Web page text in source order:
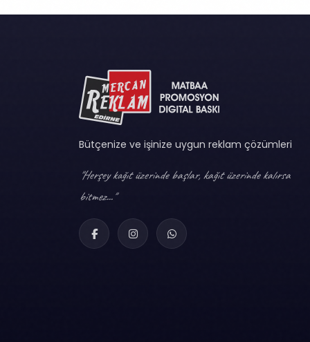
Bütçenize ve işinize uygun reklam çözümleri
"Herşey kağıt üzerinde başlar, kağıt üzerinde kalırsa
bitmez..."